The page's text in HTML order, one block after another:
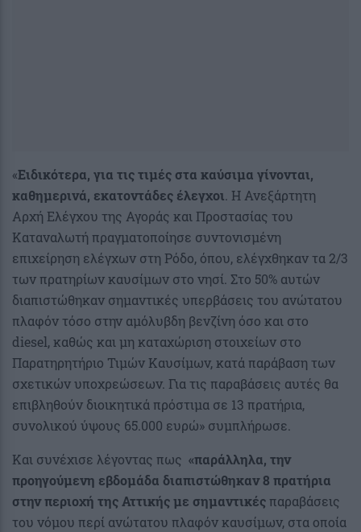
«Ειδικότερα, για τις τιμές στα καύσιμα γίνονται,
καθημερινά, εκατοντάδες έλεγχοι. Η Ανεξάρτητη
Αρχή Ελέγχου της Αγοράς και Προστασίας του
Καταναλωτή πραγματοποίησε συντονισμένη
επιχείρηση ελέγχων στη Ρόδο, όπου, ελέγχθηκαν τα 2/3
των πρατηρίων καυσίμων στο νησί. Στο 50% αυτών
διαπιστώθηκαν σημαντικές υπερβάσεις του ανώτατου
πλαφόν τόσο στην αμόλυβδη βενζίνη όσο και στο
diesel, καθώς και μη καταχώριση στοιχείων στο
Παρατηρητήριο Τιμών Καυσίμων, κατά παράβαση των
σχετικών υποχρεώσεων. Για τις παραβάσεις αυτές θα
επιβληθούν διοικητικά πρόστιμα σε 13 πρατήρια,
συνολικού ύψους 65.000 ευρώ» συμπλήρωσε.
Και συνέχισε λέγοντας πως «παράλληλα, την
προηγούμενη εβδομάδα διαπιστώθηκαν 8 πρατήρια
στην περιοχή της Αττικής με σημαντικές παραβάσεις
του νόμου περί ανώτατου πλαφόν καυσίμων, στα οποία